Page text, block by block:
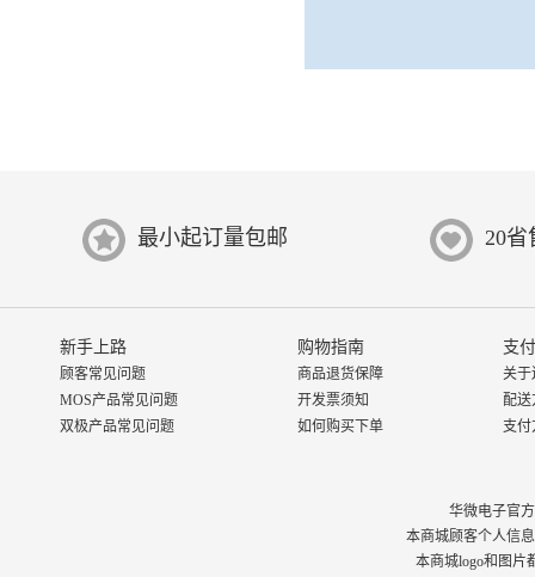
最小起订量包邮 20省
新手上路
顾客常见问题
MOS产品常见问题
双极产品常见问题
购物指南
商品退货保障
开发票须知
如何购买下单
支
关于
配送
支付
华微电子官
本商城顾客个人信
本商城logo和图片